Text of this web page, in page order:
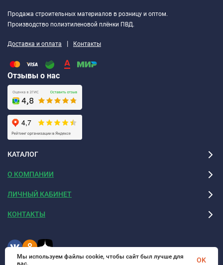
Продажа строительных материалов в розницу и оптом.
Производство полиэтиленовой плёнки ПВД.
Доставка и оплата | Контакты
Отзывы о нас
КАТАЛОГ
О КОМПАНИИ
ЛИЧНЫЙ КАБИНЕТ
КОНТАКТЫ
Мы используем файлы cookie, чтобы сайт был лучше для
вас.
OK